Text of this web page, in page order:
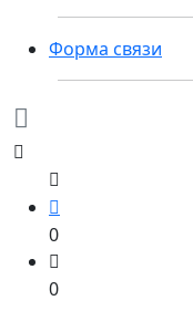
Форма связи
0
0